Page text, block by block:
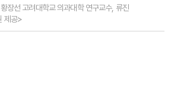
장선 고려대학교 의과대학 연구교수, 류진
제공>